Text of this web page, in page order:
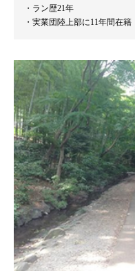
ラン歴21年
実業団陸上部に11年間在籍